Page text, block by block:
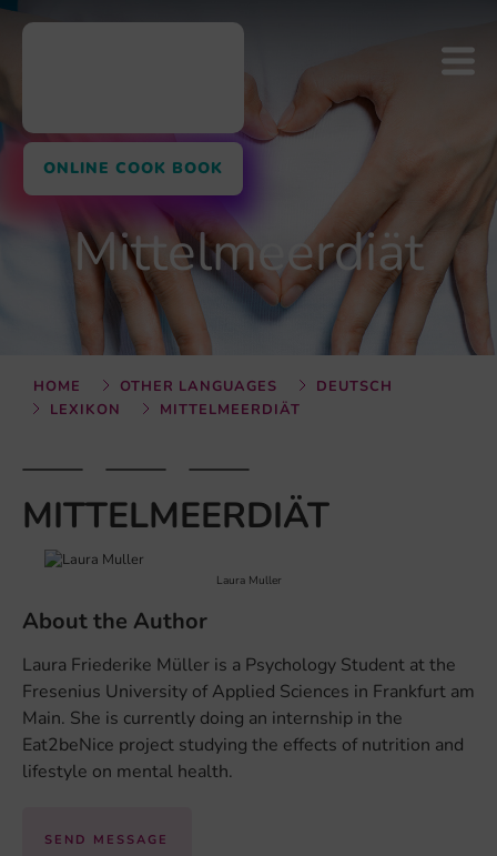
ONLINE COOK BOOK
Mittelmeerdiät
HOME OTHER LANGUAGES
DEUTSCH
LEXIKON
MITTELMEERDIÄT
MITTELMEERDIÄT
Laura Muller
About the Author
Laura Friederike Müller is a Psychology Student at the
Fresenius University of Applied Sciences in Frankfurt am
Main. She is currently doing an internship in the
Eat2beNice project studying the effects of nutrition and
lifestyle on mental health.
SEND MESSAGE